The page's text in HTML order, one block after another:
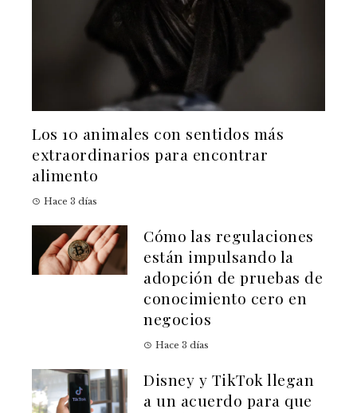
Los 10 animales con sentidos más
extraordinarios para encontrar
alimento
Hace 3 días
Cómo las regulaciones
están impulsando la
adopción de pruebas de
conocimiento cero en
negocios
Hace 3 días
Disney y TikTok llegan
a un acuerdo para que